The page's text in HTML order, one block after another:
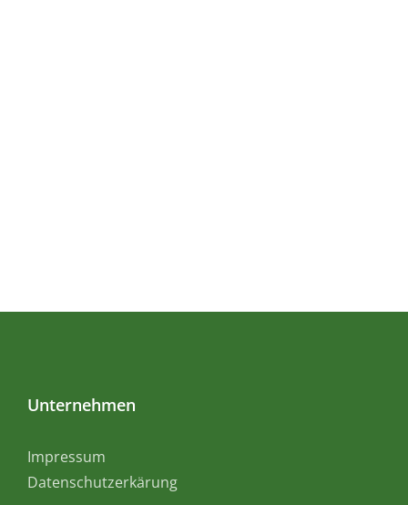
Unternehmen
Impressum
Datenschutzerkärung